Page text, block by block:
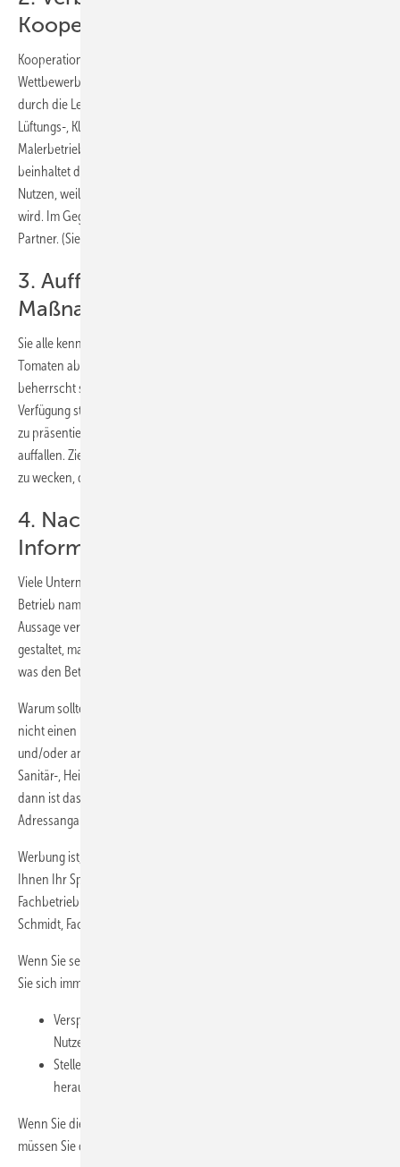
Kooperationspartnern eingehen
Kooperationspartner sollen Angebote ergänzen, damit kein
Wettbewerb untereinander entsteht. Man ergänzt das eigene Angebot
durch die Leistungen der Kooperationspartner. Sanitär-, Heizungs-,
Lüftungs-, Klimabetriebe können ihr Angebot mit den Leistungen von
Malerbetrieben oder Fliesenlegern ergänzen. Für den Kunden
beinhaltet diese Angebotserweiterung oft auch einen zusätzlichen
Nutzen, weil ein Full-Service, also „Alles aus einer Hand“, angeboten
wird. Im Gegenzug gewinnt man Kunden durch die Empfehlung der
Partner. (Siehe auch Internet)
3. Auffallen durch außergewöhnliche
Maßnahmen
Sie alle kennen die Bilder/Grafiken, wo viele gleichfarbige Äpfel, Eier,
Tomaten abgebildet sind. Nur ein Exemplar ist andersfarbig und
beherrscht somit das gesamte Bild. Je weniger finanzielle Mittel zur
Verfügung stehen, desto wichtiger ist es, sich anders als Andere (AAA)
zu präsentieren, damit die eigenen Maßnahmen entsprechend
auffallen. Ziel der Differenzierung muss sein, das Interesse der Medien
zu wecken, damit diese über das Angebot, die Werbung, berichten.
4. Nachfrage durch gezielte
Informationen auslösen
Viele Unternehmer glauben, dass es ausreichend ist, wenn sie ihren
Betrieb namentlich vorstellen und das mit einer kurzen allgemeinen
Aussage verbinden. Das machen fast alle. Wer seine Werbung so
gestaltet, macht den folgenden Kardinalfehler: Es wird nicht gesagt,
was den Betrieb auszeichnet.
Warum sollte ein Kunde den Anbieter wechseln, wenn dieser ihm
nicht einen konkreten Vorteil verspricht? Wenn auf dem Firmenwagen
und/oder an der Hauswand steht: Franz Schmidt, Fachbetrieb für
Sanitär-, Heizungs- und Klimatechnik, Straße, Telefon und Internet,
dann ist das keine Werbung, sondern eine Namens- und
Adressangabe. Werbung hat die Aufgabe, Nachfrage zu schaffen.
Werbung ist, wenn auf der gleichen Stelle stehen würde: Wir zeigen
Ihnen Ihr Sparpotenzial bei den Energiekosten. Franz Schmidt,
Fachbetrieb für SHK. Oder: Mit uns sparen Sie Energiekosten. Franz
Schmidt, Fachbetrieb für SHK.
Wenn Sie selbst eine Schlagzeile oder einen Text entwickeln, müssen
Sie sich immer fragen:
Verspreche ich den Kunden einen Vorteil, einen besonderen
Nutzen?
Stelle ich das, was meinen Betrieb auszeichnet deutlich
heraus?
Wenn Sie diese zwei Fragen nicht positiv beantworten können,
müssen Sie dringend über Ihr Leistungsangebot nachdenken.